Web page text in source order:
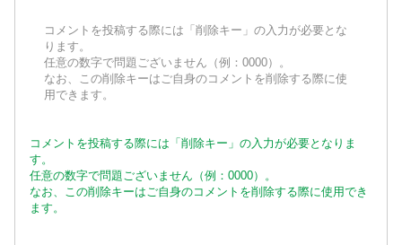
コメントを投稿する際には「削除キー」の入力が必要とな
ります。
任意の数字で問題ございません（例：0000）。
なお、この削除キーはご自身のコメントを削除する際に使
用できます。
コメントを投稿する際には「削除キー」の入力が必要となりま
す。
任意の数字で問題ございません（例：0000）。
なお、この削除キーはご自身のコメントを削除する際に使用でき
ます。